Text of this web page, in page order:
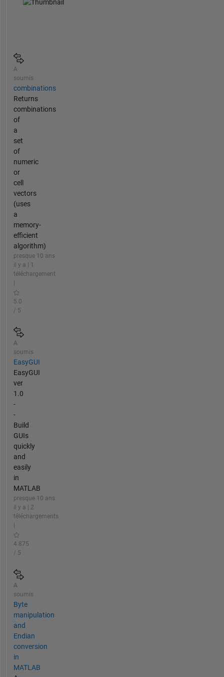
A
soumis
combinations
Returns
combinations
of
a
set
of
numeric
or
cell
vectors
(uses
a
memory-
efficient
algorithm)
presque 10 ans
il y a | 1
téléchargement
5.0
/ 5
A
soumis
EasyGUI
EasyGUI
ver
1.0
-
-
Build
GUIs
quickly
and
easily
in
MATLAB
presque 10 ans
il y a | 2
téléchargements
4.875
/ 5
A
soumis
Byte
manipulation
and
Endian
conversion
in
MATLAB